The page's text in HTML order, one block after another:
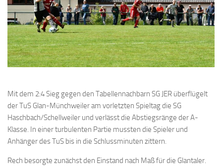
Mit dem 2:4 Sieg gegen den Tabellennachbarn SG JER überflügelt
der TuS Glan-Münchweiler am vorletzten Spieltag die SG
Haschbach/Schellweiler und verlässt die Abstiegsränge der A-
Klasse. In einer turbulenten Partie mussten die Spieler und
Anhänger des TuS bis in die Schlussminuten zittern.
Rech besorgte zunächst den Einstand nach Maß für die Glantaler.